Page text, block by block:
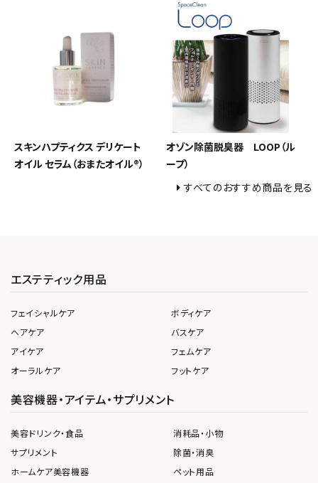
スキンハプティクス デリケート
オイル セラム（おまたオイル®）
オゾン除菌脱臭器 LOOP（ル
ープ）
すべてのおすすめ商品を見る
エステティック用品
フェイシャルケア
ヘアケア
アイケア
オーラルケア
ボディケア
バスケア
フェムケア
フットケア
美容機器・アイテム・サプリメント
美容ドリンク・食品
サプリメント
ホームケア美容機器
消耗品・小物
除菌・消臭
ペット用品